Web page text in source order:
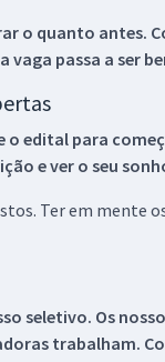
o quanto antes.
vaga passa a ser
o edital para
e ver o seu
Ter em mente
seletivo. Os
trabalham.